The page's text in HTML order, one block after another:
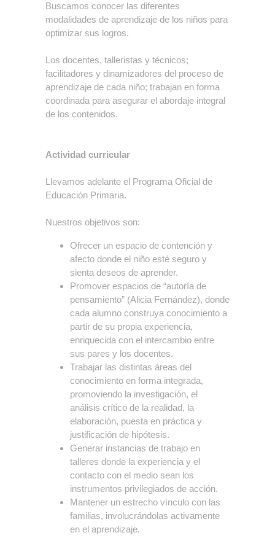
Buscamos conocer las diferentes
modalidades de aprendizaje de los niños para
optimizar sus logros.
Los docentes, talleristas y técnicos;
facilitadores y dinamizadores del proceso de
aprendizaje de cada niño; trabajan en forma
coordinada para asegurar el abordaje integral
de los contenidos.
Actividad curricular
Llevamos adelante el Programa Oficial de
Educación Primaria.
Nuestros objetivos son:
Ofrecer un espacio de contención y
afecto donde el niño esté seguro y
sienta deseos de aprender.
Promover espacios de “autoría de
pensamiento” (Alicia Fernández), donde
cada alumno construya conocimiento a
partir de su propia experiencia,
enriquecida con el intercambio entre
sus pares y los docentes.
Trabajar las distintas áreas del
conocimiento en forma integrada,
promoviendo la investigación, el
análisis crítico de la realidad, la
elaboración, puesta en práctica y
justificación de hipótesis.
Generar instancias de trabajo en
talleres donde la experiencia y el
contacto con el medio sean los
instrumentos privilegiados de acción.
Mantener un estrecho vínculo con las
familias, involucrándolas activamente
en el aprendizaje.